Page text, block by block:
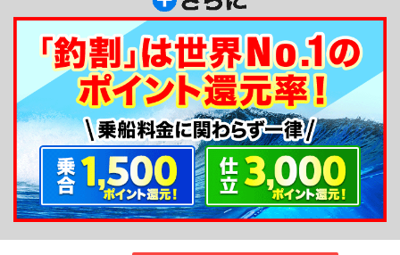
さんに楽しんで頂きたいという思いから、屋形船だ
けでなく、釣り船での出船もしています。分からな
い事はなんでも聞いて下さいね～☆